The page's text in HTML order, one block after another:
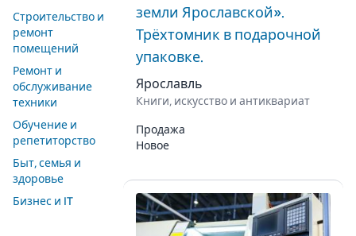
Строительство и
ремонт
помещений
Ремонт и
обслуживание
техники
Обучение и
репетиторство
Быт, семья и
здоровье
Бизнес и IT
земли Ярославской».
Трёхтомник в подарочной
упаковке.
Ярославль
Книги, искусство и антиквариат
Продажа
Новое